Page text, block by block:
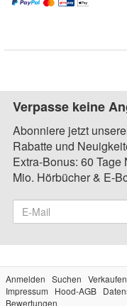
Verpasse keine
Abonniere jetzt
Rabatte und
Extra-Bonus: 60
Mio. Hörbücher & E-
Anmelden Suchen Verkaufen
Impressum
Hood-AGB
Bewertungen